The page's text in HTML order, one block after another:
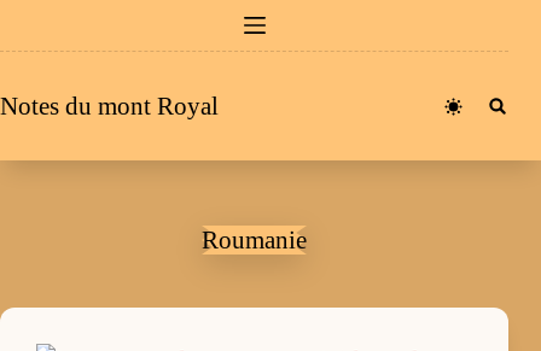
au
Notes du mont Royal
Roumanie